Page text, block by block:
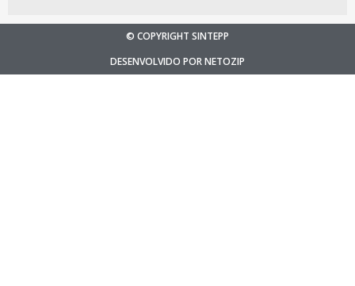
© COPYRIGHT SINTEPP
DESENVOLVIDO POR NETOZIP